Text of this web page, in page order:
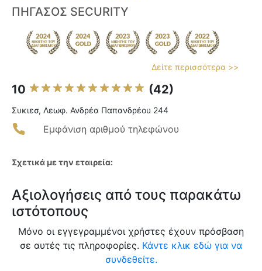
ΠΗΓΑΣΟΣ SECURITY
Δείτε περισσότερα >>
10 (42)
Συκιεσ, Λεωφ. Ανδρέα Παπανδρέου 244
Εμφάνιση αριθμού τηλεφώνου
Σχετικά με την εταιρεία:
Αξιολογήσεις από τους παρακάτω
ιστότοπους
Μόνο οι εγγεγραμμένοι χρήστες έχουν πρόσβαση
σε αυτές τις πληροφορίες. Κάντε κλικ εδώ για να
συνδεθείτε.